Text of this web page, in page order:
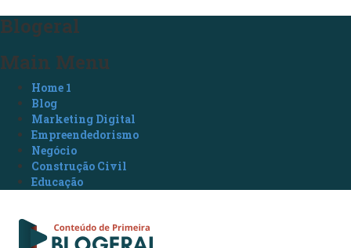
Blogeral
Main Menu
Home 1
Blog
Marketing Digital
Empreendedorismo
Negócio
Construção Civil
Educação